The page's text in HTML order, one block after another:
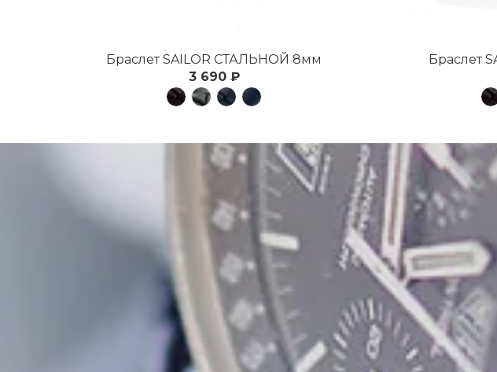
Браслет SAILOR СТАЛЬНОЙ 8мм
3 690 ₽
Браслет